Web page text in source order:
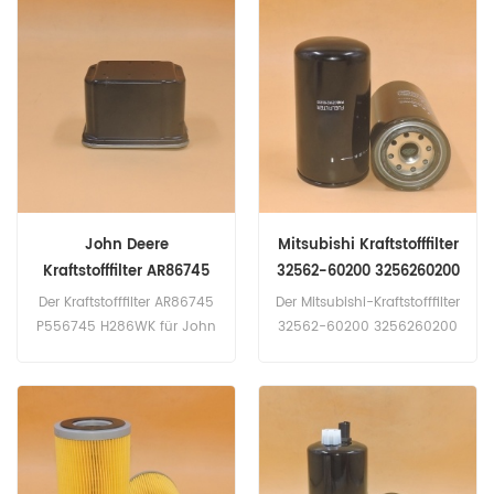
Doosan Daewoo 520LC
DL300 (DL08 eng). DL400
(Cummins eng). DL420 ​​
(Cummins eng). Komatsu
D155AX-5; D155AX-5B;
D155AX-5SL(SA12140E eng).
bezeichnet).Lister Petter
AD1(nicht näher
bezeichnet). P600/2;
P600/3 (nicht spezifiziert
eng).Volvo DD85; DD95
(Deutz BF4M2011 eng).
DD85; DD95 (Deutz TD-
John Deere
Kraftstofffilter AR86745
P556745 H286WK
Der Kraftstofffilter AR86745
P556745 H286WK für John
(nicht näher bezeichnet).
1177; 1177H; 1177S2 (nicht
spezifiziert eng). 1188 (nicht
Mitsubishi Kraftstofffilter
32562-60200 3256260200
Der Mitsubishi-Kraftstofffilter
32562-60200 3256260200
eng). R140LCD-7A(D04FD-
TAA eng). R140W-
7A(D04FD-TAA eng).